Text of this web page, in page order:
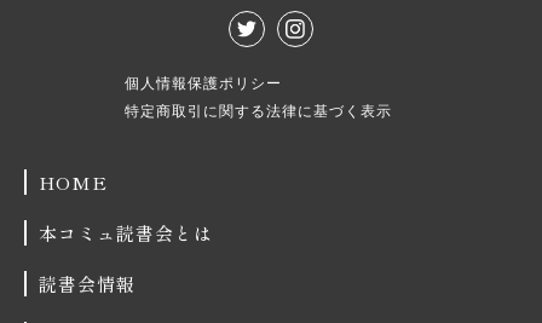
個人情報保護ポリシー
特定商取引に関する法律に基づく表示
HOME
本コミュ読書会とは
読書会情報